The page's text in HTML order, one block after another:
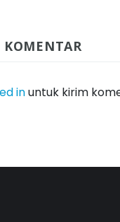
inuntuk kirim